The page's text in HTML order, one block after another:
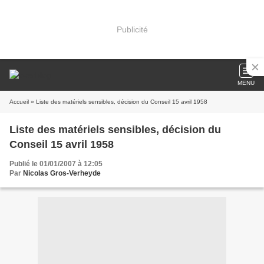
Publicité
MENU
Accueil » Liste des matériels sensibles, décision du Conseil 15 avril 1958
Liste des matériels sensibles, décision du
Conseil 15 avril 1958
Publié le 01/01/2007 à 12:05
Par Nicolas Gros-Verheyde